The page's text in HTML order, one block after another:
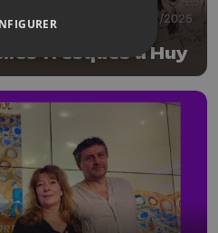
23/12/2025
fresques à Huy